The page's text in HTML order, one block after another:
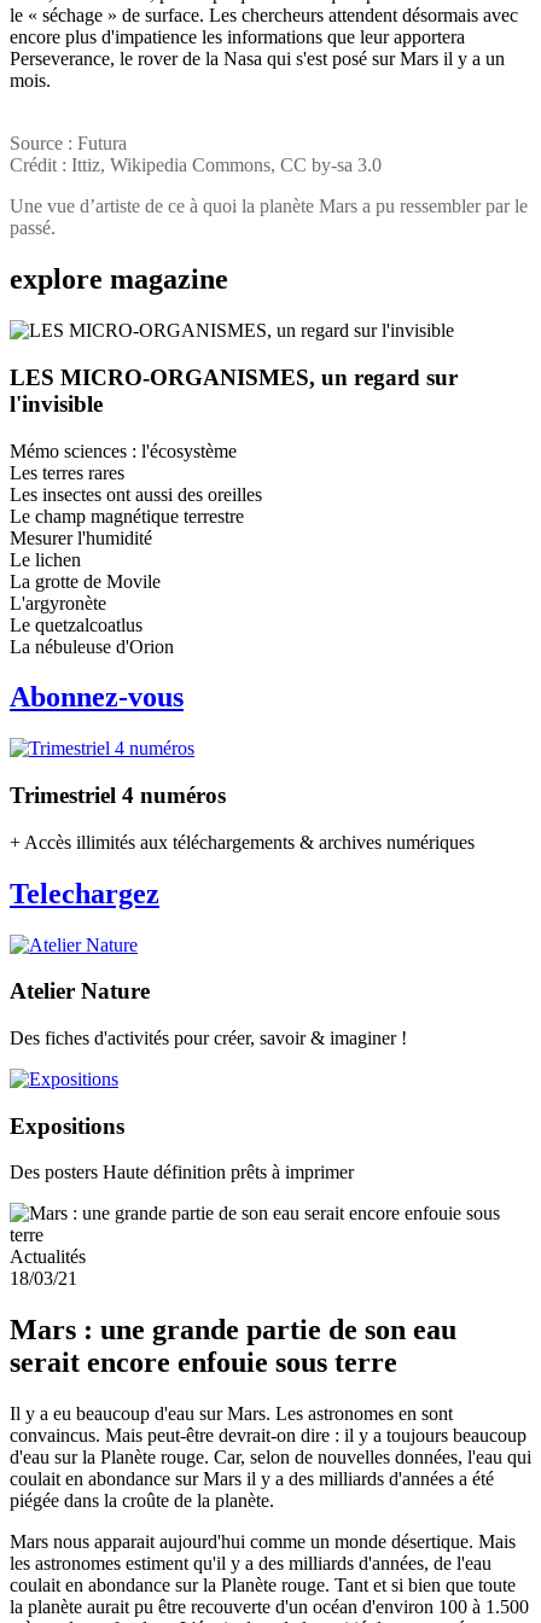
le « séchage » de surface. Les chercheurs attendent désormais avec
encore plus d'impatience les informations que leur apportera
Perseverance, le rover de la Nasa qui s'est posé sur Mars il y a un
mois.
Source : Futura
Crédit : Ittiz, Wikipedia Commons, CC by-sa 3.0
Une vue d’artiste de ce à quoi la planète Mars a pu ressembler par le
passé.
explore magazine
LES MICRO-ORGANISMES, un regard sur
l'invisible
Mémo sciences : l'écosystème
Les terres rares
Les insectes ont aussi des oreilles
Le champ magnétique terrestre
Mesurer l'humidité
Le lichen
La grotte de Movile
L'argyronète
Le quetzalcoatlus
La nébuleuse d'Orion
Abonnez-vous
Trimestriel 4 numéros
+ Accès illimités aux téléchargements & archives numériques
Telechargez
Atelier Nature
Des fiches d'activités pour créer, savoir & imaginer !
Expositions
Des posters Haute définition prêts à imprimer
Actualités
18/03/21
Mars : une grande partie de son eau
serait encore enfouie sous terre
Il y a eu beaucoup d'eau sur Mars. Les astronomes en sont
convaincus. Mais peut-être devrait-on dire : il y a toujours beaucoup
d'eau sur la Planète rouge. Car, selon de nouvelles données, l'eau qui
coulait en abondance sur Mars il y a des milliards d'années a été
piégée dans la croûte de la planète.
Mars nous apparait aujourd'hui comme un monde désertique. Mais
les astronomes estiment qu'il y a des milliards d'années, de l'eau
coulait en abondance sur la Planète rouge. Tant et si bien que toute
la planète aurait pu être recouverte d'un océan d'environ 100 à 1.500